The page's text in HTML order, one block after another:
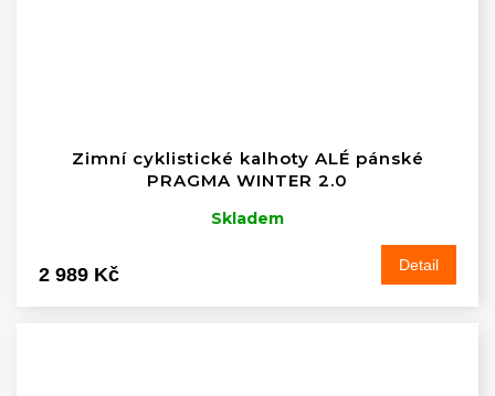
Zimní cyklistické kalhoty ALÉ pánské
PRAGMA WINTER 2.0
Skladem
2 989 Kč Detail